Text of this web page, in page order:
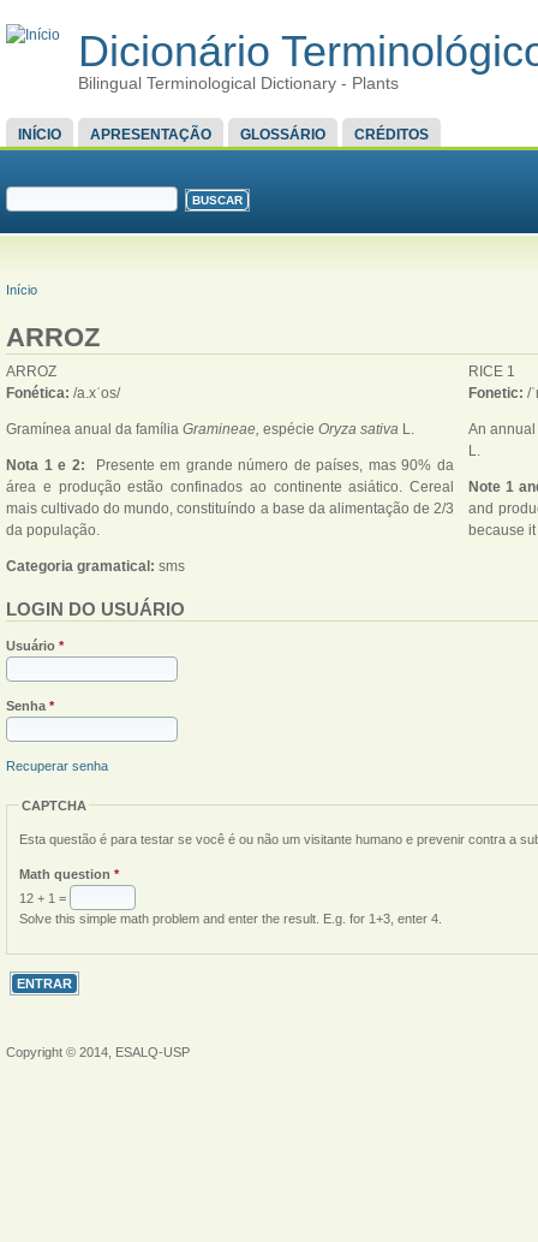
Dicionário
Bilingual Terminological Dictionary - Plants
MENU PRINCIPAL
INÍCIO APRESENTAÇÃO GLOSSÁRIO CRÉDITOS
FORMULÁRIO DE BUSCA
VOCÊ ESTÁ AQUI
Início
ARROZ
ARROZ
Fonética: /a.xˈos/
Gramínea anual da família Gramineae, espécie Oryza sativa L.
Nota 1 e 2: Presente em grande número de países, mas 90% da
área e produção estão confinados ao continente asiático. Cereal
mais cultivado do mundo, constituíndo a base da alimentação de 2/3
da população.
RICE 1
Fonetic: /
An
L.
Note 1
and
because
Categoria gramatical: sms
LOGIN DO USUÁRIO
Usuário *
Senha *
Recuperar senha
CAPTCHA
Esta questão é para testar se você é ou não um visitante humano e prevenir contra a
Math question *
12 + 1 =
Solve this simple math problem and enter the result. E.g. for 1+3, enter 4.
Copyright © 2014, ESALQ-USP